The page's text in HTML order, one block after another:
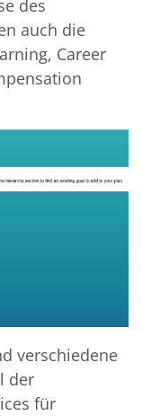
des
auch die
Career
verschiedene
der
für